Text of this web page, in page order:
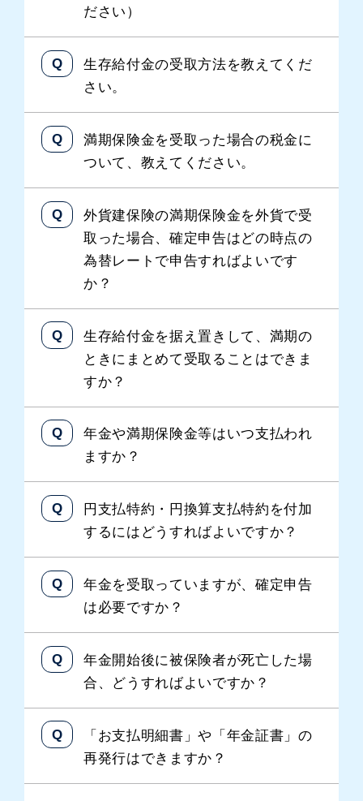
ださい）
生存給付金の受取方法を教えてくだ
さい。
満期保険金を受取った場合の税金に
ついて、教えてください。
外貨建保険の満期保険金を外貨で受
取った場合、確定申告はどの時点の
為替レートで申告すればよいです
か？
生存給付金を据え置きして、満期の
ときにまとめて受取ることはできま
すか？
年金や満期保険金等はいつ支払われ
ますか？
円支払特約・円換算支払特約を付加
するにはどうすればよいですか？
年金を受取っていますが、確定申告
は必要ですか？
年金開始後に被保険者が死亡した場
合、どうすればよいですか？
「お支払明細書」や「年金証書」の
再発行はできますか？